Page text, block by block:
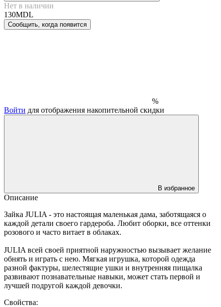
Нет в наличии
130MDL
Сообщить, когда появится
%
Войти для отображения накопительной скидки
В избранное
Описание
Зайка JULIA - это настоящая маленькая дама, заботящаяся о
каждой детали своего гардероба. Любит оборки, все оттенки
розового и часто витает в облаках.
JULIA всей своей приятной наружностью вызывает желание
обнять и играть с нею. Мягкая игрушка, которой одежда
разной фактуры, шелестящие ушки и внутренняя пищалка
развивают познавательные навыки, может стать первой и
лучшей подругой каждой девочки.
Свойства: